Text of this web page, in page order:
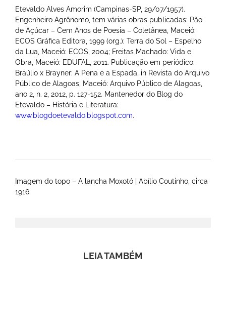
Etevaldo Alves Amorim (Campinas-SP, 29/07/1957).
Engenheiro Agrônomo, tem várias obras publicadas: Pão
de Açúcar – Cem Anos de Poesia – Coletânea, Maceió:
ECOS Gráfica Editora, 1999 (org.); Terra do Sol – Espelho
da Lua, Maceió: ECOS, 2004; Freitas Machado: Vida e
Obra, Maceió: EDUFAL, 2011. Publicação em periódico:
Braúlio x Brayner: A Pena e a Espada, in Revista do Arquivo
Público de Alagoas, Maceió: Arquivo Público de Alagoas,
ano 2, n. 2, 2012, p. 127-152. Mantenedor do Blog do
Etevaldo – História e Literatura:
www.blogdoetevaldo.blogspot.com.
Imagem do topo – A lancha Moxotó | Abílio Coutinho, circa
1916.
LEIA TAMBÉM